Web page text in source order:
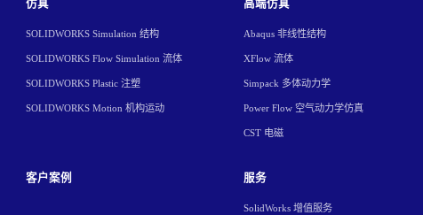
仿真
SOLIDWORKS Simulation 结构
SOLIDWORKS Flow Simulation 流体
SOLIDWORKS Plastic 注塑
SOLIDWORKS Motion 机构运动
高端仿真
Abaqus 非线性结构
XFlow 流体
Simpack 多体动力学
Power Flow 空气动力学仿真
CST 电磁
客户案例 服务
SolidWorks 增值服务